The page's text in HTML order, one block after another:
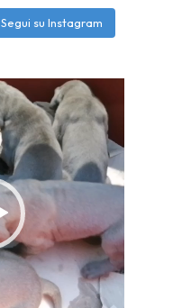
Segui su Instagram